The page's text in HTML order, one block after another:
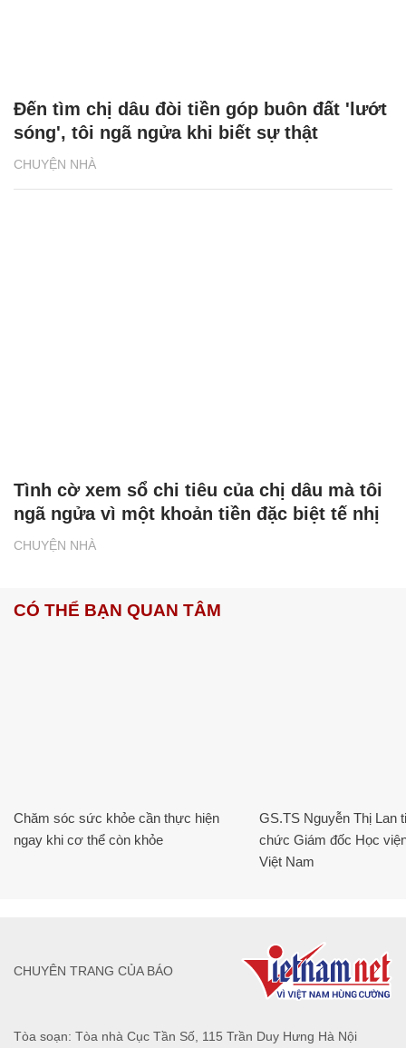
CHUYỆN NHÀ
Đến tìm chị dâu đòi tiền góp buôn đất 'lướt
sóng', tôi ngã ngửa khi biết sự thật
CHUYỆN NHÀ
Tình cờ xem sổ chi tiêu của chị dâu mà tôi
ngã ngửa vì một khoản tiền đặc biệt tế nhị
CÓ THỂ BẠN QUAN TÂM
Chăm sóc sức khỏe cần thực hiện
ngay khi cơ thể còn khỏe
GS.TS Nguyễn Thị Lan
chức Giám đốc Học
Việt Nam
Tòa soạn: Tòa nhà Cục Tần Số, 115 Trần Duy Hưng Hà Nội
CHUYÊN TRANG CỦA BÁO